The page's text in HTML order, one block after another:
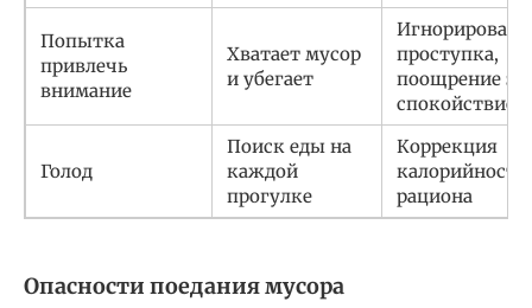
Попытка
привлечь
внимание
Хватает мусор
и убегает
проступка,
поощрение за
спокойствие
Голод
Поиск еды на
каждой
прогулке
Коррекция
калорийности
рациона
Опасности поедания мусора